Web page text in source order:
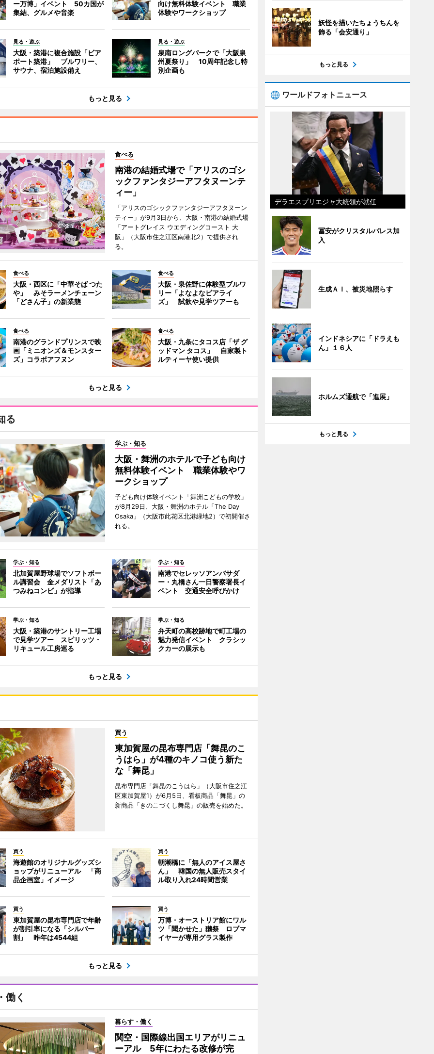
ー万博」イベント 50カ国が
集結、グルメや音楽
向け無料体験イベント 職業
体験やワークショップ
見る・遊ぶ
大阪・築港に複合施設「ビア
ポート築港」 ブルワリー、
サウナ、宿泊施設備え
見る・遊ぶ
泉南ロングパークで「大阪泉
州夏祭り」 10周年記念し特
別企画も
もっと見る
食べる
南港の結婚式場で「アリスのゴシ
ックファンタジーアフタヌーンテ
ィー」
「アリスのゴシックファンタジーアフタヌーン
ティー」が9月3日から、大阪・南港の結婚式場
「アートグレイス ウエディングコースト 大
阪」（大阪市住之江区南港北2）で提供され
る。
食べる
大阪・西区に「中華そば つた
や」 みそラーメンチェーン
「どさん子」の新業態
食べる
大阪・泉佐野に体験型ブルワ
リー「よなよなビアライ
ズ」 試飲や見学ツアーも
食べる
南港のグランドプリンスで映
画「ミニオンズ＆モンスター
ズ」コラボアフヌン
食べる
大阪・九条にタコス店「ザ グ
ッドマン タコス」 自家製ト
ルティーヤ使い提供
もっと見る
る
学ぶ・知る
大阪・舞洲のホテルで子ども向け
無料体験イベント 職業体験やワ
ークショップ
子ども向け体験イベント「舞洲こどもの学校」
が8月29日、大阪・舞洲のホテル「The Day
Osaka」（大阪市此花区北港緑地2）で初開催さ
れる。
学ぶ・知る
北加賀屋野球場でソフトボー
ル講習会 金メダリスト「あ
つみねコンビ」が指導
学ぶ・知る
南港でセレッソアンバサダ
ー・丸橋さん一日警察署長イ
ベント 交通安全呼びかけ
学ぶ・知る
大阪・築港のサントリー工場
で見学ツアー スピリッツ・
リキュール工房巡る
学ぶ・知る
弁天町の高校跡地で町工場の
魅力発信イベント クラシッ
クカーの展示も
もっと見る
買う
東加賀屋の昆布専門店「舞昆のこ
うはら」が4種のキノコ使う新た
な「舞昆」
昆布専門店「舞昆のこうはら」（大阪市住之江
区東加賀屋1）が6月5日、看板商品「舞昆」の
新商品「きのこづくし舞昆」の販売を始めた。
買う
海遊館のオリジナルグッズシ
ョップがリニューアル 「商
品企画室」イメージ
買う
朝潮橋に「無人のアイス屋さ
ん」 韓国の無人販売スタイ
ル取り入れ24時間営業
買う
東加賀屋の昆布専門店で年齢
が割引率になる「シルバー
割」 昨年は4544組
買う
万博・オーストリア館にワル
ツ「聞かせた」獺祭 ロブマ
イヤーが専用グラス製作
もっと見る
働く
暮らす・働く
関空・国際線出国エリアがリニュ
ーアル 5年にわたる改修が完
妖怪を描いたちょうちんを
飾る「会安通り」
もっと見る
ワールドフォトニュース
デラエスプリエジャ大統領が就任
冨安がクリスタルパレス加
入
生成ＡＩ、被災地照らす
インドネシアに「ドラえも
ん」１６人
ホルムズ通航で「進展」
もっと見る